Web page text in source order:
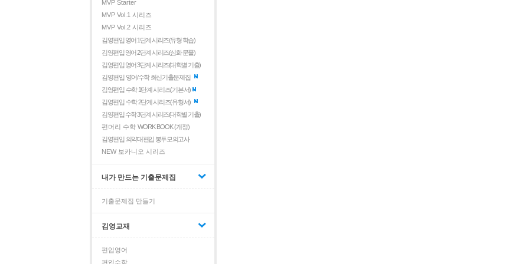
MVP Starter
MVP Vol.1 시리즈
MVP Vol.2 시리즈
김영편입 영어 1단계 시리즈(유형 학습)
김영편입 영어 2단계 시리즈(심화 문풀)
김영편입 영어 3단계 시리즈(대학별 기출)
김영편입 영어/수학 최신기출문제집
김영편입 수학 1단계 시리즈(기본서)
김영편입 수학 2단계 시리즈(유형서)
김영편입 수학 3단계 시리즈(대학별 기출)
편머리 수학 WORK BOOK (개정)
김영편입 의약대편입 봉투모의고사
NEW 보카니오 시리즈
내가 만드는 기출문제집
기출문제집 만들기
김영교재
편입영어
편입수학